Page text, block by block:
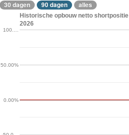
30 dagen 90 dagen alles
Historische opbouw netto
2026
0.00%
50.00%
100.…